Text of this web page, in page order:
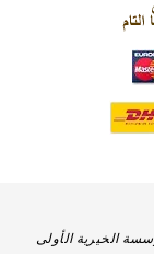
الخيرية الأولى